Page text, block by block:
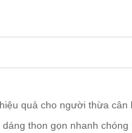
quả cho người thừa
thon gọn nhanh chóng